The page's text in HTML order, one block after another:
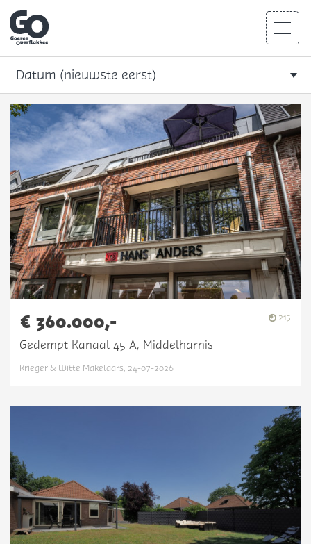
€ 360.000,- 215
Gedempt Kanaal 45 A, Middelharnis
Krieger & Witte Makelaars, 24-07-2026